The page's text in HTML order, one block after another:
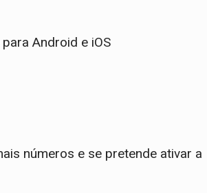
Android e iOS
números e se pretende ativar a